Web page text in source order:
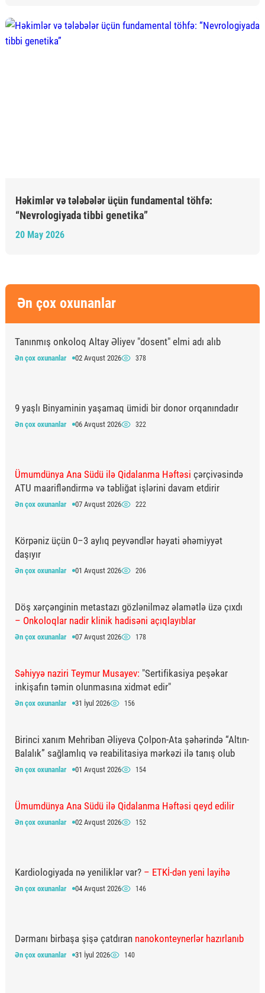
Həkimlər və tələbələr üçün fundamental töhfə:
“Nevrologiyada tibbi genetika”
20 May 2026
Ən çox oxunanlar
Tanınmış onkoloq Altay Əliyev "dosent" elmi adı alıb
Ən çox oxunanlar 02 Avqust 2026 378
9 yaşlı Binyaminin yaşamaq ümidi bir donor orqanındadır
Ən çox oxunanlar 06 Avqust 2026 322
Ümumdünya Ana Südü ilə Qidalanma Həftəsi çərçivəsində
Ən çox oxunanlar 07 Avqust 2026 222
Körpəniz üçün 0–3 aylıq peyvəndlər həyati əhəmiyyət
daşıyır
Ən çox oxunanlar 01 Avqust 2026 206
Döş xərçənginin metastazı gözlənilməz əlamətlə üzə çıxdı
– Onkoloqlar nadir klinik hadisəni açıqlayıblar
Ən çox oxunanlar 07 Avqust 2026 178
Səhiyyə naziri Teymur Musayev: "Sertifikasiya peşəkar
inkişafın təmin olunmasına xidmət edir"
Ən çox oxunanlar 31 İyul 2026 156
Birinci xanım Mehriban Əliyeva Çolpon-Ata şəhərində “Altın-
Balalık” sağlamlıq və reabilitasiya mərkəzi ilə tanış olub
Ən çox oxunanlar 01 Avqust 2026 154
Ümumdünya Ana Südü ilə Qidalanma Həftəsi qeyd edilir
Ən çox oxunanlar 02 Avqust 2026 152
Kardiologiyada nə yeniliklər var? – ETKİ-dən yeni layihə
Ən çox oxunanlar 04 Avqust 2026 146
Dərmanı birbaşa şişə çatdıran nanokonteynerlər hazırlanıb
Ən çox oxunanlar 31 İyul 2026 140